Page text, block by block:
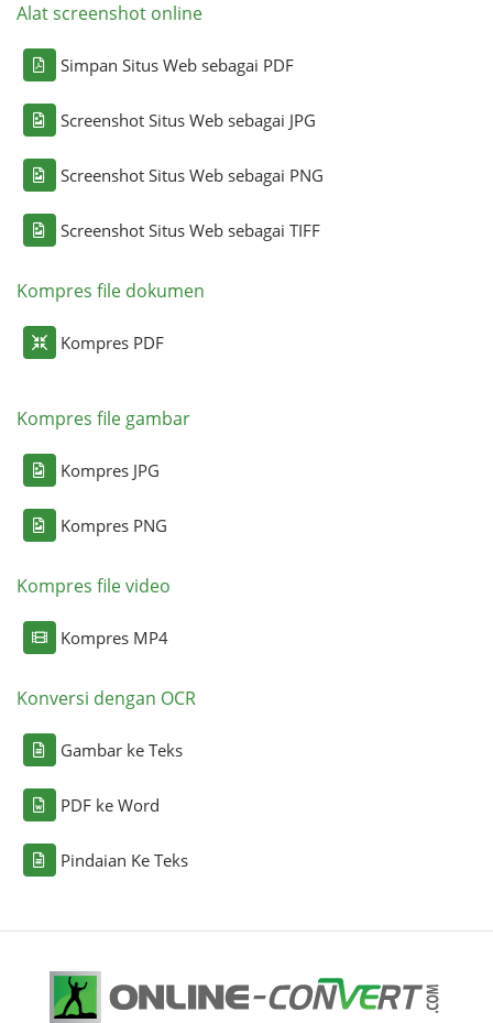
Alat screenshot online
Simpan Situs Web sebagai PDF
Screenshot Situs Web sebagai JPG
Screenshot Situs Web sebagai PNG
Screenshot Situs Web sebagai TIFF
Kompres file dokumen
Kompres PDF
Kompres file gambar
Kompres JPG
Kompres PNG
Kompres file video
Kompres MP4
Konversi dengan OCR
Gambar ke Teks
PDF ke Word
Pindaian Ke Teks